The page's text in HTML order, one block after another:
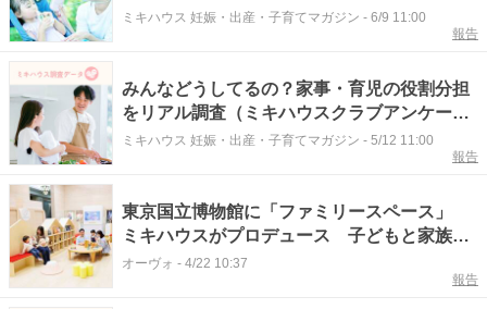
ミキハウス 妊娠・出産・子育てマガジン - 6/9 11:00
報告
みんなどうしてるの？家事・育児の役割分担
をリアル調査（ミキハウスクラブアンケート
調査）
ミキハウス 妊娠・出産・子育てマガジン - 5/12 11:00
報告
東京国立博物館に「ファミリースペース」
ミキハウスがプロデュース 子どもと家族が
ゆっくり休憩
オーヴォ - 4/22 10:37
報告